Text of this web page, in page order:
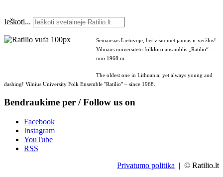
Ieškoti...
Seniausias Lietuvoje, bet visuomet jaunas ir veržlus!
Vilniaus universiteto folkloro ansamblis „Ratilio“ –
nuo 1968 m.
The oldest one in Lithuania, yet always young and
dashing! Vilnius University Folk Ensemble "Ratilio" – since 1968.
Bendraukime per / Follow us on
Facebook
Instagram
YouTube
RSS
Privatumo politika | © Ratilio.lt